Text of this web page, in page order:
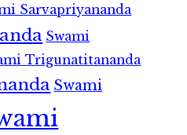
Sarvapriyananda
Swami
Trigunatitananda
Swami